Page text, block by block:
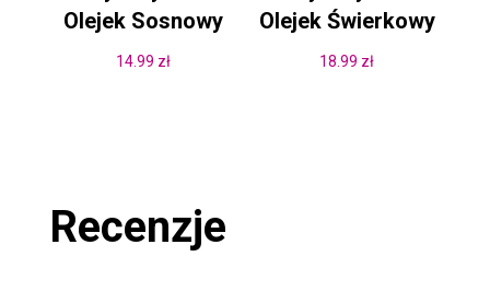
Olejek Sosnowy
14.99 zł
Olejek Świerkowy
18.99 zł
Recenzje